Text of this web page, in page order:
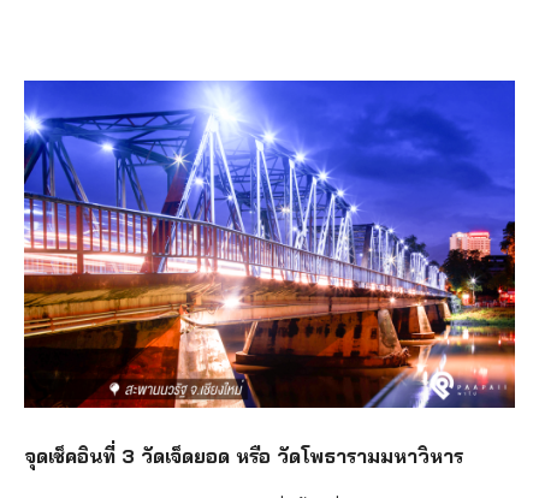
จุดเช็คอินที่ 3 วัดเจ็ดยอด หรือ วัดโพธารามมหาวิหาร